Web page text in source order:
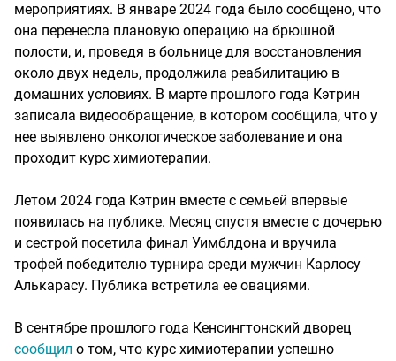
мероприятиях. В январе 2024 года было сообщено, что
она перенесла плановую операцию на брюшной
полости, и, проведя в больнице для восстановления
около двух недель, продолжила реабилитацию в
домашних условиях. В марте прошлого года Кэтрин
записала видеообращение, в котором сообщила, что у
нее выявлено онкологическое заболевание и она
проходит курс химиотерапии.
Летом 2024 года Кэтрин вместе с семьей впервые
появилась на публике. Месяц спустя вместе с дочерью
и сестрой посетила финал Уимблдона и вручила
трофей победителю турнира среди мужчин Карлосу
Алькарасу. Публика встретила ее овациями.
В сентябре прошлого года Кенсингтонский дворец
сообщил о том, что курс химиотерапии успешно